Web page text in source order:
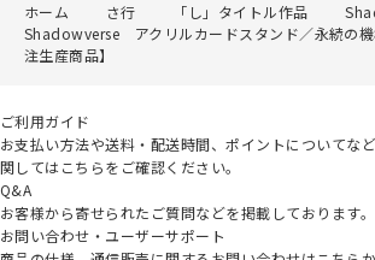
ホーム さ行 「し」タイトル作品
Shadowverse アクリルカードスタンド／永続の
注生産商品】
ご利用ガイド
お支払い方法や送料・配送時間、ポイントについてな
関してはこちらをご確認ください。
Q&A
お客様から寄せられたご質問などを掲載しております。
お問い合わせ・ユーザーサポート